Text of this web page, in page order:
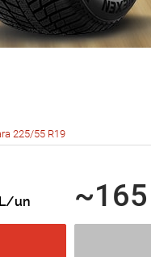
225/55 R19
un ~165